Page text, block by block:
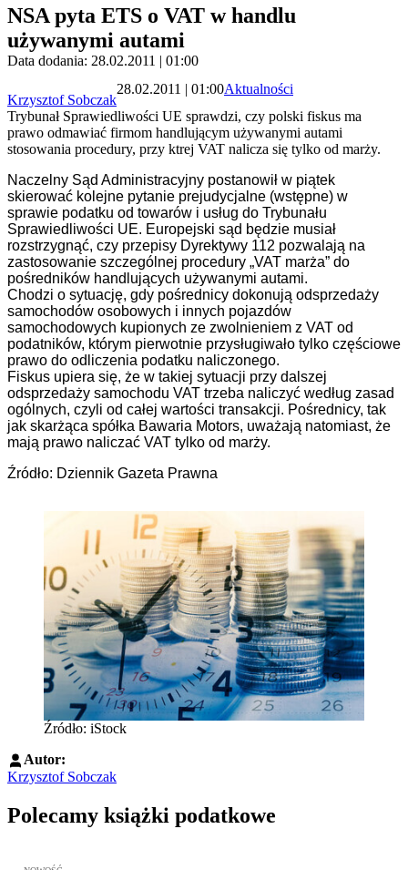
NSA pyta ETS o VAT w handlu
używanymi autami
Data dodania: 28.02.2011 | 01:00
Krzysztof Sobczak
28.02.2011 | 01:00Aktualności
Trybunał Sprawiedliwości UE sprawdzi, czy polski fiskus ma
prawo odmawiać firmom handlującym używanymi autami
stosowania procedury, przy ktrej VAT nalicza się tylko od marży.
Naczelny Sąd Administracyjny postanowił w piątek
skierować kolejne pytanie prejudycjalne (wstępne) w
sprawie podatku od towarów i usług do Trybunału
Sprawiedliwości UE. Europejski sąd będzie musiał
rozstrzygnąć, czy przepisy Dyrektywy 112 pozwalają na
zastosowanie szczególnej procedury „VAT marża” do
pośredników handlujących używanymi autami.
Chodzi o sytuację, gdy pośrednicy dokonują odsprzedaży
samochodów osobowych i innych pojazdów
samochodowych kupionych ze zwolnieniem z VAT od
podatników, którym pierwotnie przysługiwało tylko częściowe
prawo do odliczenia podatku naliczonego.
Fiskus upiera się, że w takiej sytuacji przy dalszej
odsprzedaży samochodu VAT trzeba naliczyć według zasad
ogólnych, czyli od całej wartości transakcji. Pośrednicy, tak
jak skarżąca spółka Bawaria Motors, uważają natomiast, że
mają prawo naliczać VAT tylko od marży.
Źródło: Dziennik Gazeta Prawna
Źródło: iStock
Autor:
Krzysztof Sobczak
Polecamy książki podatkowe